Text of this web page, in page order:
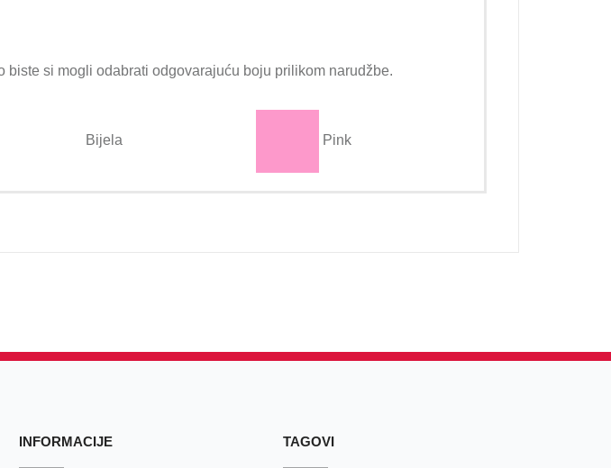
si mogli odabrati odgovarajuću boju prilikom narudžbe.
Bijela Pink
INFORMACIJE TAGOVI